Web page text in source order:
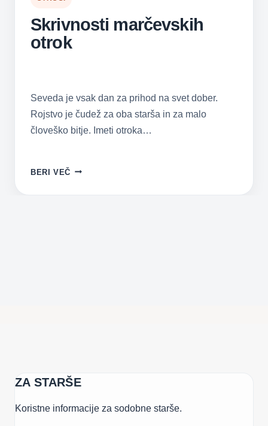
Skrivnosti marčevskih
otrok
Seveda je vsak dan za prihod na svet dober.
Rojstvo je čudež za oba starša in za malo
človeško bitje. Imeti otroka…
BERI VEČ SKRIVNOSTI
OTROK
ZA STARŠE
Koristne informacije za sodobne starše.